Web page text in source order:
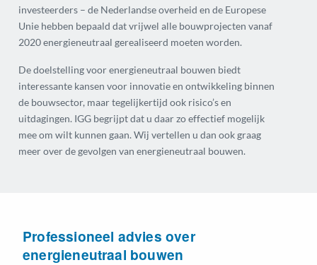
investeerders – de Nederlandse overheid en de Europese
Unie hebben bepaald dat vrijwel alle bouwprojecten vanaf
2020 energieneutraal gerealiseerd moeten worden.
De doelstelling voor energieneutraal bouwen biedt
interessante kansen voor innovatie en ontwikkeling binnen
de bouwsector, maar tegelijkertijd ook risico’s en
uitdagingen. IGG begrijpt dat u daar zo effectief mogelijk
mee om wilt kunnen gaan. Wij vertellen u dan ook graag
meer over de gevolgen van energieneutraal bouwen.
Professioneel advies over
energieneutraal bouwen